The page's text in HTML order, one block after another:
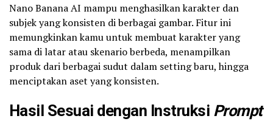
Nano Banana AI mampu menghasilkan karakter dan
subjek yang konsisten di berbagai gambar. Fitur ini
memungkinkan kamu untuk membuat karakter yang
sama di latar atau skenario berbeda, menampilkan
produk dari berbagai sudut dalam setting baru, hingga
menciptakan aset yang konsisten.
Hasil Sesuai dengan Instruksi Prompt